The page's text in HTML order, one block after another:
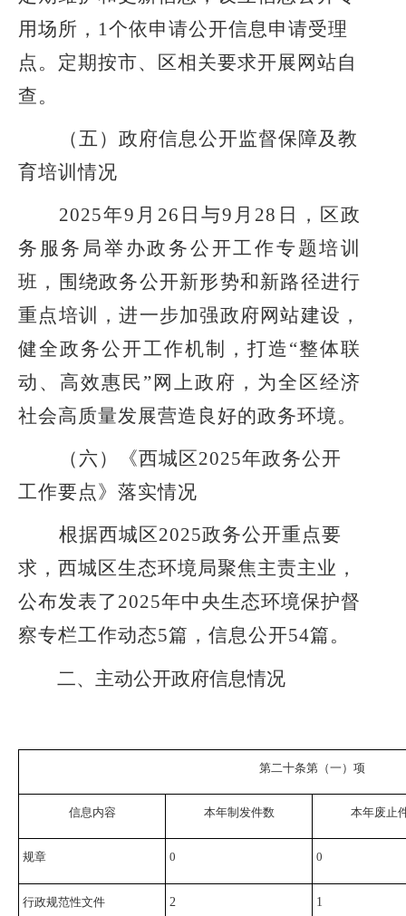
用场所， 1个依申请公开信息申请受理
点。定期按市、区相关要求开展网站自
查。
（五）政府信息公开监督保障及教
育培训情况
2025年9月26日与9月28日，区政
务服务局举办政务公开工作专题培训
班，围绕政务公开新形势和新路径进行
重点培训，进一步加强政府网站建设，
健全政务公开工作机制，打造“整体联
动、高效惠民”网上政府，为全区经济
社会高质量发展营造良好的政务环境。
（六）《西城区2025年政务公开
工作要点》落实情况
根据西城区2025政务公开重点要
求，西城区生态环境局聚焦主责主业，
公布发表了 2025年中央生态环境保护督
察专栏工作动态5篇，信息公开54篇。
二、 主动公开政府信息情况
第二十条第（一）项
信息内容 本年制发件数 本年废止
规章 0 0
行政规范性文件 2 1